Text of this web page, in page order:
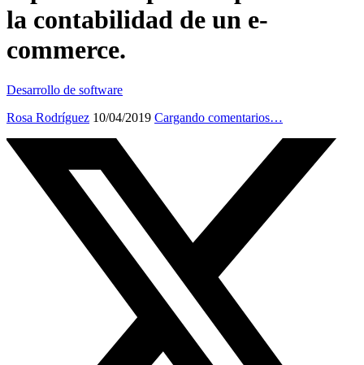
la contabilidad de un e-
commerce.
Desarrollo de software
Rosa Rodríguez 10/04/2019 Cargando comentarios…